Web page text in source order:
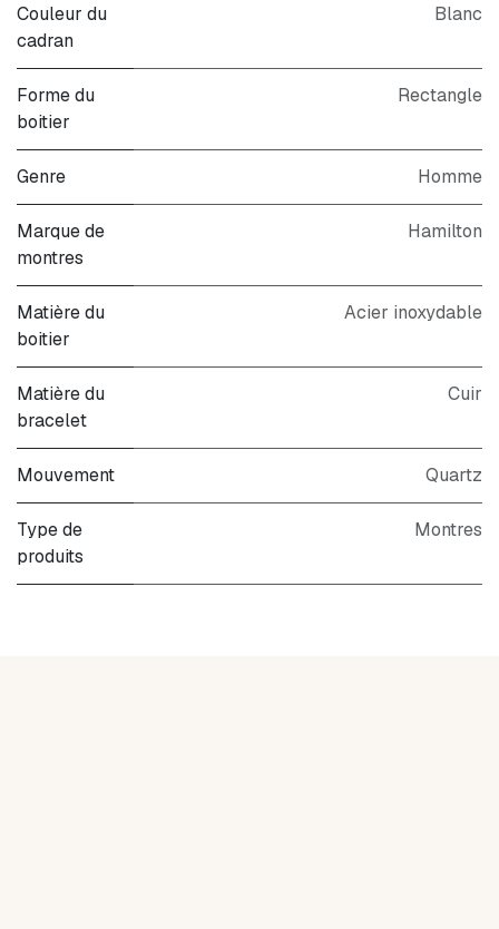
Couleur du
cadran
Blanc
Forme du
boitier
Rectangle
Genre Homme
Marque de
montres
Hamilton
Matière du
boitier
Acier inoxydable
Matière du
bracelet
Cuir
Mouvement Quartz
Type de
produits
Montres